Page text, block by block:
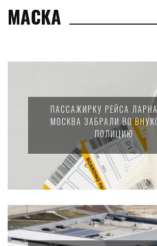
МАСКА
ПАССАЖИРКУ РЕЙСА
МОСКВА ЗАБРАЛИ ВО
ПОЛИЦИЮ